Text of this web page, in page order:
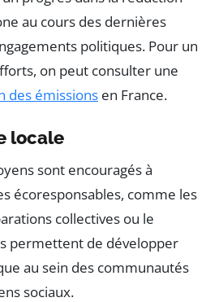
au cours des dernières
politiques. Pour un
on peut consulter une
des émissions en France.
locale
sont encouragés à
écoresponsables, comme les
collectives ou le
permettent de développer
au sein des communautés
sociaux.